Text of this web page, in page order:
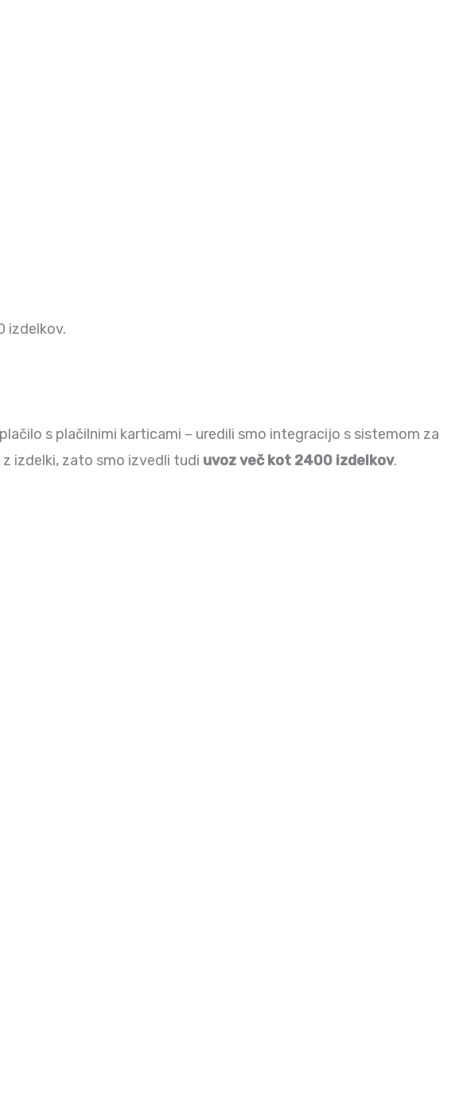
izdelkov.
s plačilnimi karticami – uredili smo integracijo s sistemom za
izdelki, zato smo izvedli tudi uvoz več kot 2400 izdelkov.